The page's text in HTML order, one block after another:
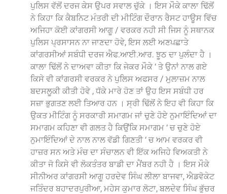
ਪੁਲਿਸ ਵੱਲੋਂ ਦਰਜ ਕੇਸ ਉਪਰ ਸਵਾਲ ਚੁੱਕੇ । ਇਸ ਮੌਕੇ ਕਾਲਾ ਢਿੱਲੋਂ
ਨੇ ਕਿਹਾ ਕਿ ਕੈਬਨਿਟ ਮੰਤਰੀ ਦੀ ਮੀਟਿੰਗ ਦੌਰਾਨ ਰੈਸਟ ਹਾਊਸ ਵਿੱਚ
ਅਜਿਹਾ ਕੋਈ ਕਾਂਗਰਸੀ ਆਗੂ / ਵਰਕਰ ਨਹੀ ਸੀ ਜਿਸ ਨੂੰ ਸਥਾਨਕ
ਪੁਲਿਸ ਪ੍ਰਸਾਸਨ ਨਾ ਜਾਣਦਾ ਹੋਵੇ, ਇਸ ਲਈ ਅਣਪਛਾਤੇ
ਕਾਂਗਰਸੀਆਂ ਸਬੰਧੀ ਦਰਜ ਐਫ.ਆਈ.ਆਰ. ਝੂਠ ਦਾ ਪੁਲੰਦਾ ਹੈ ।
ਕਾਲਾ ਢਿੱਲੋਂ ਨੇ ਦਾਅਵਾ ਕੀਤਾ ਕਿ ਜੇਕਰ ਮੌਕੇ ‘ ਤੇ ਉਨਾਂ ਨਾਲ ਗਏ
ਕਿਸੇ ਵੀ ਕਾਂਗਰਸੀ ਵਰਕਰ ਨੇ ਪੁਲਿਸ ਅਫਸਰ / ਮੁਲਾਜ਼ਮ ਨਾਲ
ਬਦਸਲੂਕੀ ਕੀਤੀ ਹੋਵੇ , ਧੱਕੇ ਮਾਰੇ ਹੋਣ ਤਾਂ ਉਹ ਇਸ ਸਬੰਧੀ ਹਰ
ਸਜ਼ਾ ਭੁਗਤਣ ਲਈ ਤਿਆਰ ਹਨ । ਸ੍ਰੀ ਢਿੱਲੋਂ ਨੇ ਇਹ ਵੀ ਕਿਹਾ ਕਿ
ਉਕਤ ਮੀਟਿੰਗ ਨੂੰ ਸਰਕਾਰੀ ਸਮਾਗਮ ਜਾਂ ਚੁਣੇ ਹੋਏ ਨੁਮਾਇੰਦਿਆਂ ਦਾ
ਸਮਾਗਮ ਕਹਿਣਾ ਵੀ ਗਲਤ ਹੈ ਕਿਉਂਕਿ ਸਮਾਗਮ ‘ ਚ ਚੁਣੇ ਹੋਏ
ਨੁਮਾਇੰਦਿਆਂ ਦੇ ਨਾਲ ਨਾਲ ਵੱਡੀ ਗਿਣਤੀ ‘ ਚ ਆਮ ਵਰਕਰ ਵੀ
ਹਾਜ਼ਰ ਸਨ ਅਤੇ ਮੰਚ ਦਾ ਸੰਚਾਲਨ ਵੀ ਇੱਕ ਅਜਿਹੇ ਵਿਅਕਤੀ ਨੇ
ਕੀਤਾ ਜੋ ਕਿਸੇ ਵੀ ਲੋਕਤੰਤਰ ਬਾਡੀ ਦਾ ਮੈਂਬਰ ਨਹੀ ਹੈ । ਇਸ ਮੌਕੇ
ਸੀਨੀਅਰ ਕਾਂਗਰਸੀ ਆਗੂ ਹਰਦੇਵ ਸਿੰਘ ਲੀਲਾ ਬਾਜਵਾ, ਐਡਵੋਕੇਟ
ਜਤਿੰਦਰ ਬਹਾਦਰਪੁਰੀਆ, ਮਹੇਸ ਕੁਮਾਰ ਲੋਟਾ, ਬਲਦੇਵ ਸਿੰਘ ਭੁੱਚਰ